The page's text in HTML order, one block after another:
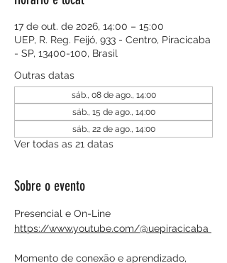
17 de out. de 2026, 14:00 – 15:00
UEP, R. Reg. Feijó, 933 - Centro, Piracicaba
- SP, 13400-100, Brasil
Outras datas
sáb., 08 de ago., 14:00
sáb., 15 de ago., 14:00
sáb., 22 de ago., 14:00
Ver todas as 21 datas
Sobre o evento
Presencial e On-Line
https://www.youtube.com/@uepiracicaba
Momento de conexão e aprendizado,